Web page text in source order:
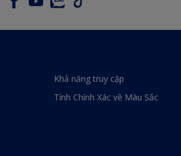
Khả năng truy cập
Tính Chính Xác về Màu Sắc